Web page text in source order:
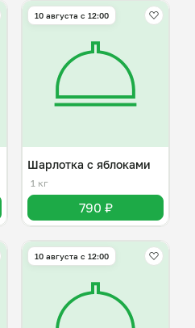
10 августа с 12:00
Шарлотка с яблоками
1 кг
790 ₽
10 августа с 12:00